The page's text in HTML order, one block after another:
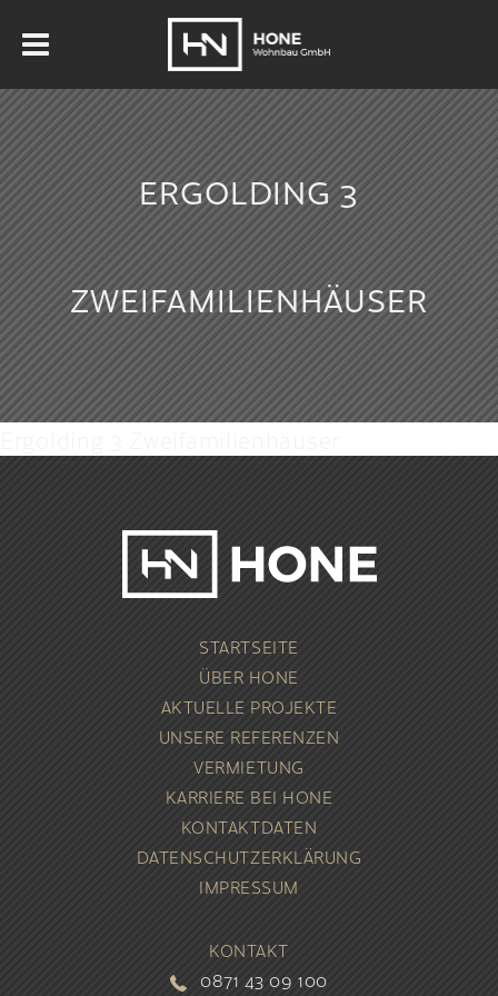
ERGOLDING 3
ZWEIFAMILIENHÄUSER
STARTSEITE
ÜBER HONE
AKTUELLE PROJEKTE
UNSERE REFERENZEN
VERMIETUNG
KARRIERE BEI HONE
KONTAKTDATEN
DATENSCHUTZ­ERKLÄRUNG
IMPRESSUM
KONTAKT
0871 43 09 100